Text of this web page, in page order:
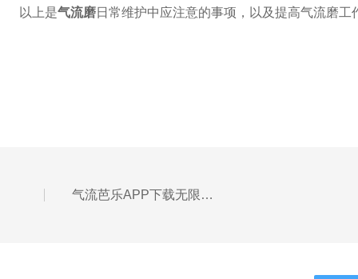
以上是气流磨日常维护中应注意的事项，以及提高气流磨工
气流芭乐APP下载无限免费炮制的中药粉末更好的保留有效成分